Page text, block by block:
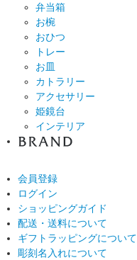
弁当箱
お椀
おひつ
トレー
お皿
カトラリー
アクセサリー
姫鏡台
インテリア
会員登録
ログイン
ショッピングガイド
配送・送料について
ギフトラッピングについて
彫刻名入れについて